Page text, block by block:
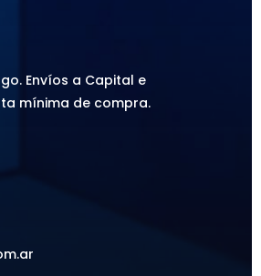
Envíos a Capital e
mínima de compra.